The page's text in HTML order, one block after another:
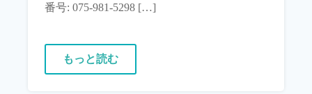
番号: 075-981-5298 […]
もっと読む